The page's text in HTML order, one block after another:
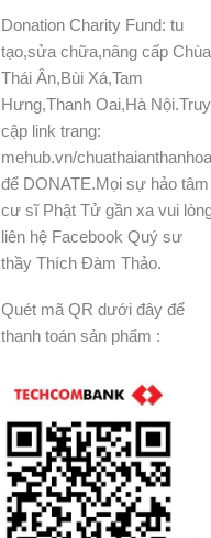
Donation Charity Fund: tu
tạo,sửa chữa,nâng cấp Chùa
Thái Ân,Bùi Xá,Tam
Hưng,Thanh Oai,Hà Nội.Truy
cập link trang:
mehub.vn/
để DONATE.Mọi sự hảo tâm
cư sĩ Phật Tử gần xa vui
liên hệ Facebook Quý sư
thầy Thích Đàm Thảo.
Quét mã QR dưới đây để
thanh toán sản phẩm :